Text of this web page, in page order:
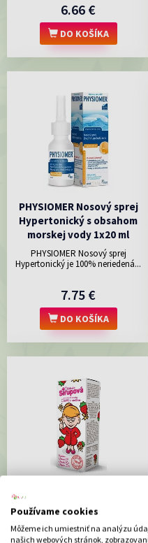
Používame cookies
Môžeme ich umiestniť na analýzu
našich webových stránok,
6.66 €
DO KOŠÍKA
PHYSIOMER Nosový sprej
Hypertonický s obsahom
morskej vody 1x20 ml
PHYSIOMER Nosový sprej
Hypertonický je 100% neriedená...
7.75 €
DO KOŠÍKA
kalciový sirup s príchuťou
Výživový doplnok - kalciový sirup